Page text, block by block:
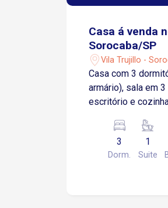
Casa á venda
Sorocaba/SP
Vila Trujillo -
Casa com 3
armário), sala em
escritório e
edícula com
vagas cobertas.
3
Dorm.
1
Suite